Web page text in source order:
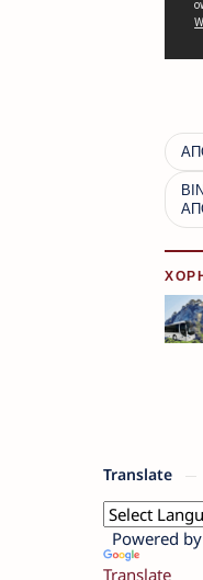
Translate
Powered by
Translate